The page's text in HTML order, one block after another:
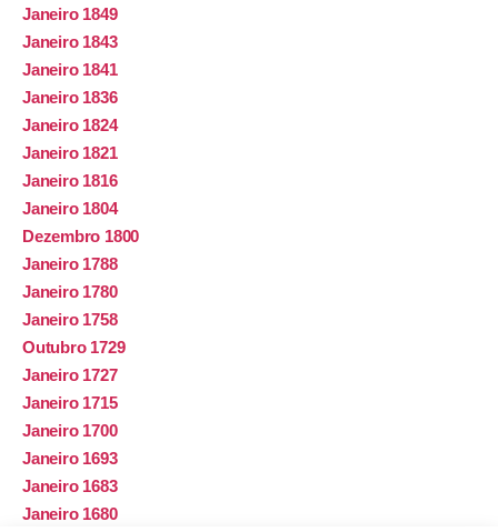
Janeiro 1849
Janeiro 1843
Janeiro 1841
Janeiro 1836
Janeiro 1824
Janeiro 1821
Janeiro 1816
Janeiro 1804
Dezembro 1800
Janeiro 1788
Janeiro 1780
Janeiro 1758
Outubro 1729
Janeiro 1727
Janeiro 1715
Janeiro 1700
Janeiro 1693
Janeiro 1683
Janeiro 1680